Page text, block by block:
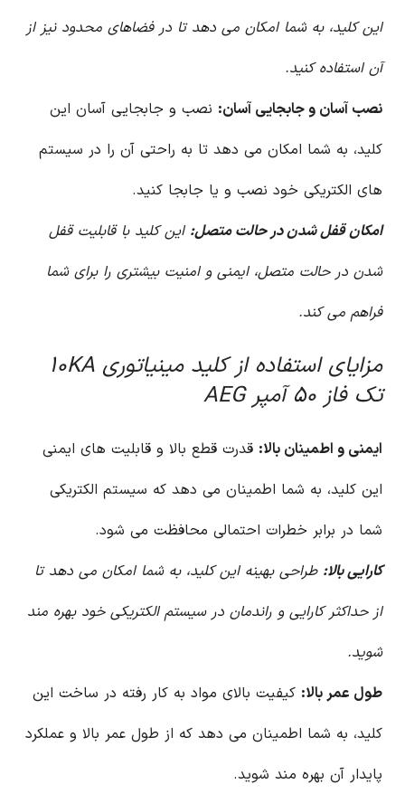
این کلید، به شما امکان می دهد تا در فضاهای محدود نیز از
آن استفاده کنید.
نصب آسان و جابجایی آسان: نصب و جابجایی آسان این
کلید، به شما امکان می دهد تا به راحتی آن را در سیستم
های الکتریکی خود نصب و یا جابجا کنید.
امکان قفل شدن در حالت متصل: این کلید با قابلیت قفل
شدن در حالت متصل، ایمنی و امنیت بیشتری را برای شما
فراهم می کند.
مزایای استفاده از کلید مینیاتوری ۱۰KA
تک فاز ۵۰ آمپر AEG
ایمنی و اطمینان بالا: قدرت قطع بالا و قابلیت های ایمنی
این کلید، به شما اطمینان می دهد که سیستم الکتریکی
شما در برابر خطرات احتمالی محافظت می شود.
کارایی بالا: طراحی بهینه این کلید، به شما امکان می دهد تا
از حداکثر کارایی و راندمان در سیستم الکتریکی خود بهره مند
شوید.
طول عمر بالا: کیفیت بالای مواد به کار رفته در ساخت این
کلید، به شما اطمینان می دهد که از طول عمر بالا و عملکرد
پایدار آن بهره مند شوید.